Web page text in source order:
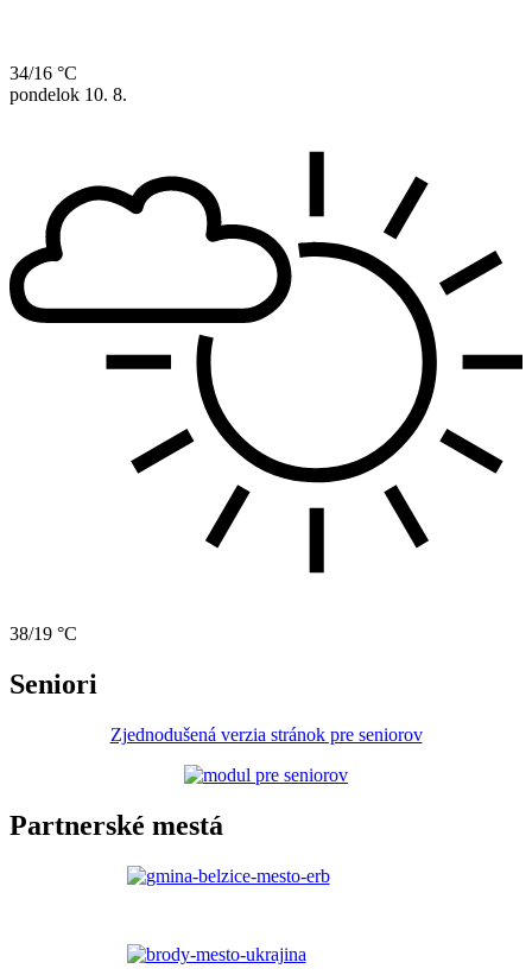
34/16 °C
pondelok 10. 8.
38/19 °C
Seniori
Zjednodušená verzia stránok pre seniorov
Partnerské mestá